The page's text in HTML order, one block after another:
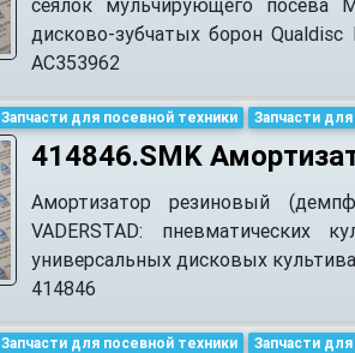
дисково-зубчатых борон
АС353962
Запчасти для посевной техники Запчасти
414846.SMK
Амортизатор резиновый
VADERSTAD: пневматических
универсальных дисковых
414846
Запчасти для посевной техники Запчасти